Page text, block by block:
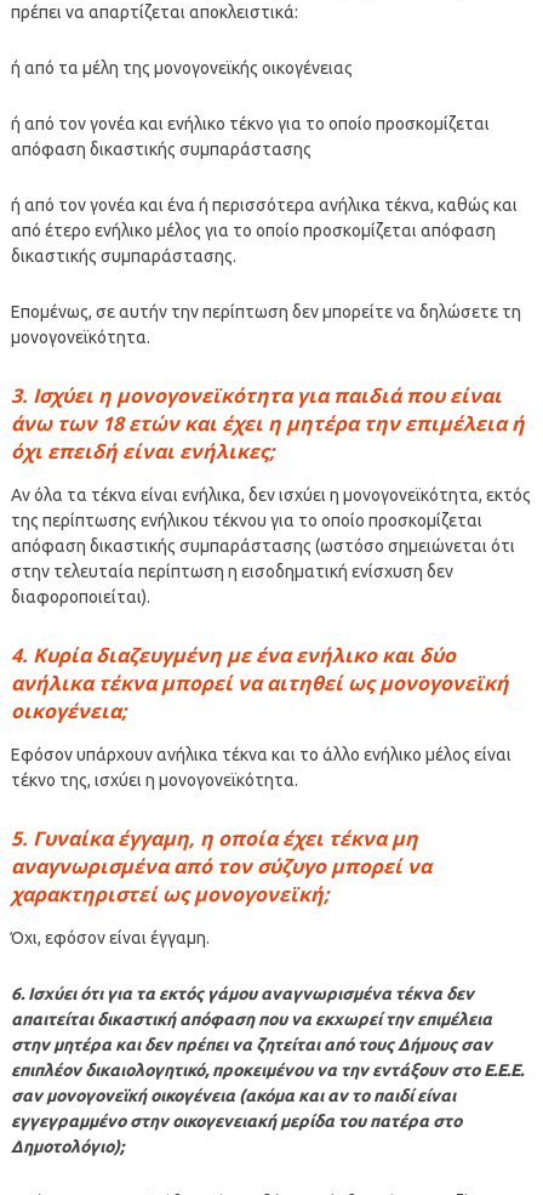
πρέπει να απαρτίζεται αποκλειστικά:
ή από τα μέλη της μονογονεϊκής οικογένειας
ή από τον γονέα και ενήλικο τέκνο για το οποίο προσκομίζεται
απόφαση δικαστικής συμπαράστασης
ή από τον γονέα και ένα ή περισσότερα ανήλικα τέκνα, καθώς και
από έτερο ενήλικο μέλος για το οποίο προσκομίζεται απόφαση
δικαστικής συμπαράστασης.
Επομένως, σε αυτήν την περίπτωση δεν μπορείτε να δηλώσετε τη
μονογονεϊκότητα.
3. Ισχύει η μονογονεϊκότητα για παιδιά που είναι
άνω των 18 ετών και έχει η μητέρα την επιμέλεια ή
όχι επειδή είναι ενήλικες;
Αν όλα τα τέκνα είναι ενήλικα, δεν ισχύει η μονογονεϊκότητα, εκτός
της περίπτωσης ενήλικου τέκνου για το οποίο προσκομίζεται
απόφαση δικαστικής συμπαράστασης (ωστόσο σημειώνεται ότι
στην τελευταία περίπτωση η εισοδηματική ενίσχυση δεν
διαφοροποιείται).
4. Κυρία διαζευγμένη με ένα ενήλικο και δύο
ανήλικα τέκνα μπορεί να αιτηθεί ως μονογονεϊκή
οικογένεια;
Εφόσον υπάρχουν ανήλικα τέκνα και το άλλο ενήλικο μέλος είναι
τέκνο της, ισχύει η μονογονεϊκότητα.
5. Γυναίκα έγγαμη, η οποία έχει τέκνα μη
αναγνωρισμένα από τον σύζυγο μπορεί να
χαρακτηριστεί ως μονογονεϊκή;
Όχι, εφόσον είναι έγγαμη.
6. Ισχύει ότι για τα εκτός γάμου αναγνωρισμένα τέκνα δεν
απαιτείται δικαστική απόφαση που να εκχωρεί την επιμέλεια
στην μητέρα και δεν πρέπει να ζητείται από τους Δήμους σαν
επιπλέον δικαιολογητικό, προκειμένου να την εντάξουν στο Ε.Ε.Ε.
σαν μονογονεϊκή οικογένεια (ακόμα και αν το παιδί είναι
εγγεγραμμένο στην οικογενειακή μερίδα του πατέρα στο
Δημοτολόγιο);